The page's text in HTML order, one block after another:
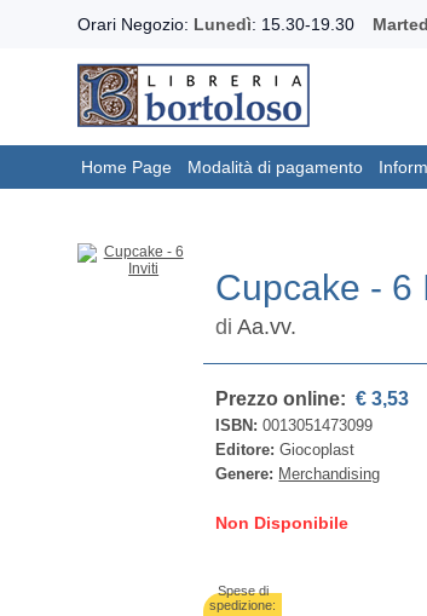
Orari Negozio: Lunedì: 15.30-19.30
Home Page Modalità di pagamento
Cupcake - 6
diAa.vv.
Prezzo online: € 3,53
ISBN:0013051473099
Editore:Giocoplast
Genere: Merchandising
Non Disponibile
Spese di
spedizione: